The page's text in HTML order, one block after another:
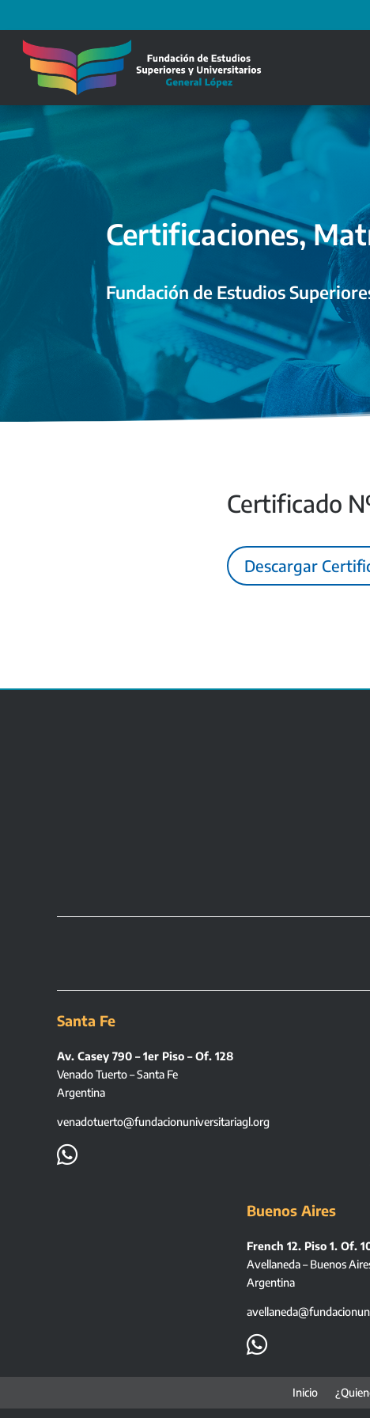
Certificaciones,
Fundación de Estudios
Certificado
Descargar
Santa Fe
Av. Casey 790 – 1er Piso – Of. 128
Venado Tuerto – Santa Fe
Argentina
venadotuerto@fundacionuniversitariagl.org

Buenos Aires
French 12. Piso 1. Of.
Avellaneda – Buenos
Argentina

Inicio